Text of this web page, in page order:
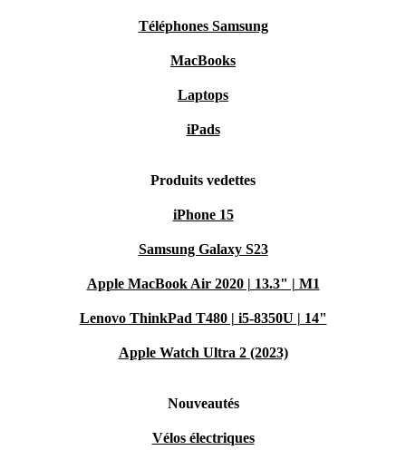
Téléphones Samsung
MacBooks
Laptops
iPads
Produits vedettes
iPhone 15
Samsung Galaxy S23
Apple MacBook Air 2020 | 13.3" | M1
Lenovo ThinkPad T480 | i5-8350U | 14"
Apple Watch Ultra 2 (2023)
Nouveautés
Vélos électriques